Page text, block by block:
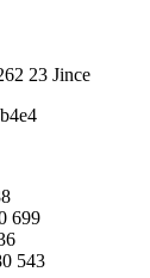
23 Jince
699
543